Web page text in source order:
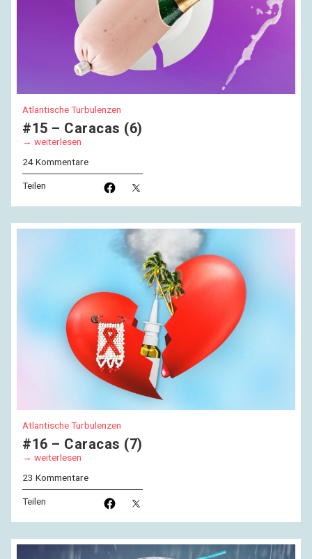
Atlantische Turbulenzen
#15 – Caracas (6)
weiterlesen
24 Kommentare
Teilen
Atlantische Turbulenzen
#16 – Caracas (7)
weiterlesen
23 Kommentare
Teilen